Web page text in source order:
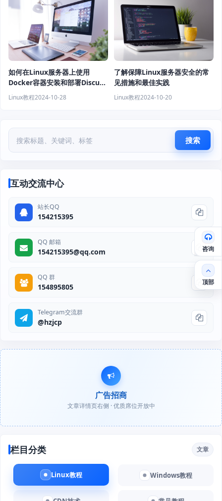
如何在Linux服务器上使用
Docker容器安装和部署Discuz!
Q？
Linux教程2024-10-28
了解保障Linux服务器安全的常
见措施和最佳实践
Linux教程2024-10-20
搜索
互动交流中心
站长QQ
154215395
QQ 邮箱
154215395@qq.com
QQ 群
154895805
Telegram交流群
@hzjcp
广告招商
文章详情页右侧 · 优质席位开放中
栏目分类 文章
Linux教程 Windows教程
咨询
顶部